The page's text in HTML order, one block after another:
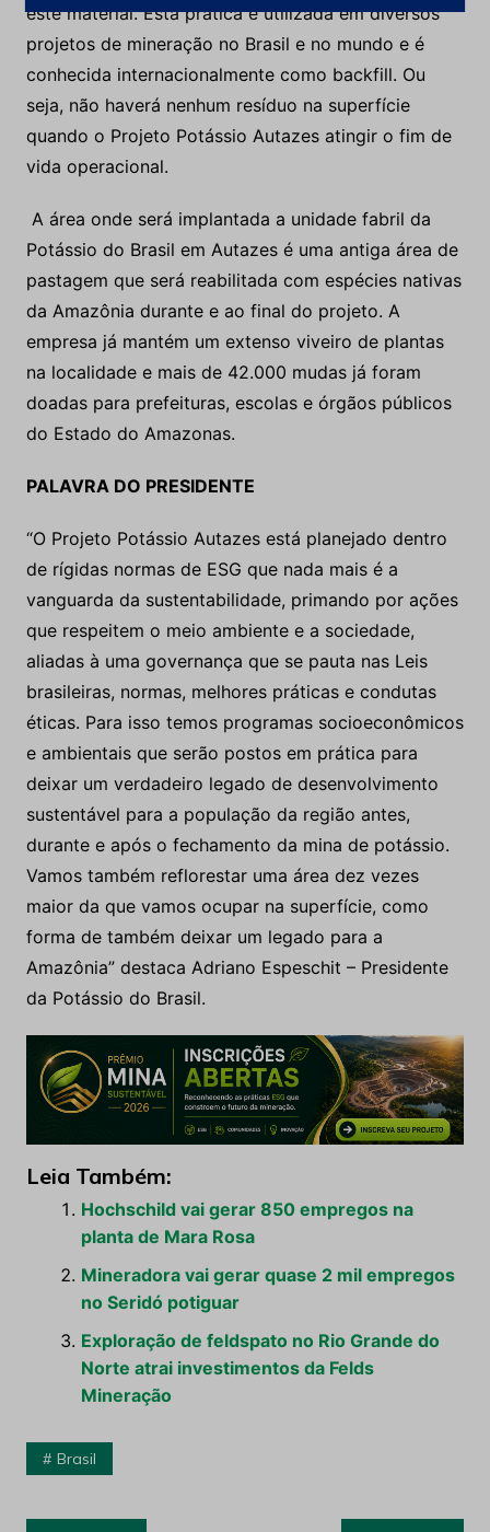
este material. Esta prática é utilizada em diversos
projetos de mineração no Brasil e no mundo e é
conhecida internacionalmente como backfill. Ou
seja, não haverá nenhum resíduo na superfície
quando o Projeto Potássio Autazes atingir o fim de
vida operacional.
A área onde será implantada a unidade fabril da
Potássio do Brasil em Autazes é uma antiga área de
pastagem que será reabilitada com espécies nativas
da Amazônia durante e ao final do projeto. A
empresa já mantém um extenso viveiro de plantas
na localidade e mais de 42.000 mudas já foram
doadas para prefeituras, escolas e órgãos públicos
do Estado do Amazonas.
PALAVRA DO PRESIDENTE
“O Projeto Potássio Autazes está planejado dentro
de rígidas normas de ESG que nada mais é a
vanguarda da sustentabilidade, primando por ações
que respeitem o meio ambiente e a sociedade,
aliadas à uma governança que se pauta nas Leis
brasileiras, normas, melhores práticas e condutas
éticas. Para isso temos programas socioeconômicos
e ambientais que serão postos em prática para
deixar um verdadeiro legado de desenvolvimento
sustentável para a população da região antes,
durante e após o fechamento da mina de potássio.
Vamos também reflorestar uma área dez vezes
maior da que vamos ocupar na superfície, como
forma de também deixar um legado para a
Amazônia” destaca Adriano Espeschit – Presidente
da Potássio do Brasil.
Leia Também:
Hochschild vai gerar 850 empregos na
planta de Mara Rosa
Mineradora vai gerar quase 2 mil empregos
no Seridó potiguar
Exploração de feldspato no Rio Grande do
Norte atrai investimentos da Felds
Mineração
Brasil